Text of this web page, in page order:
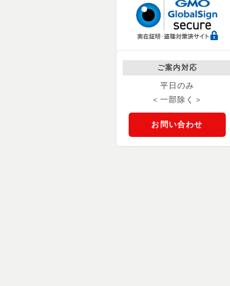
ご案内対応
平日のみ
＜一部除く＞
お問い合わせ